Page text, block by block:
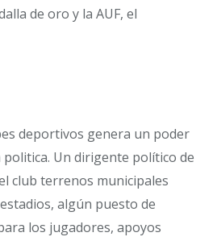
de oro y la AUF, el
deportivos genera un poder
politica. Un dirigente político de
club terrenos municipales
algún puesto de
los jugadores, apoyos